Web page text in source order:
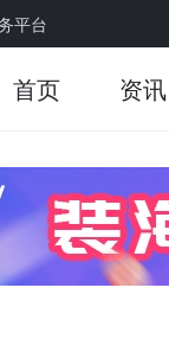
平台
首页 资讯